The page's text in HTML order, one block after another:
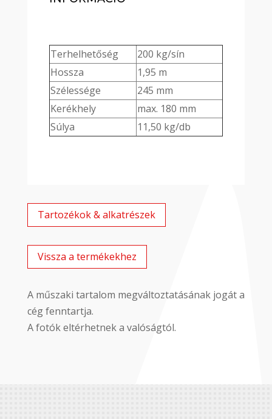
Terhelhetőség
200 kg/sín
Hossza
1,95 m
Szélessége
245 mm
Kerékhely
max. 180 mm
Súlya
11,50 kg/db
Tartozékok & alkatrészek
Vissza a termékekhez
A műszaki tartalom megváltoztatásának jogát a
cég fenntartja.
A fotók eltérhetnek a valóságtól.